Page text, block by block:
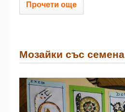
Прочети още
Мозайки със семена